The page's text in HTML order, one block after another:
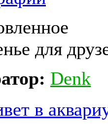
для
Denk
в